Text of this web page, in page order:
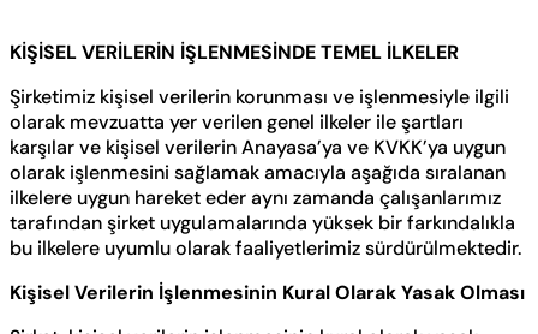
KİŞİSEL VERİLERİN İŞLENMESİNDE TEMEL İLKELER
Şirketimiz kişisel verilerin korunması ve işlenmesiyle ilgili
olarak mevzuatta yer verilen genel ilkeler ile şartları
karşılar ve kişisel verilerin Anayasa’ya ve KVKK’ya uygun
olarak işlenmesini sağlamak amacıyla aşağıda sıralanan
ilkelere uygun hareket eder aynı zamanda çalışanlarımız
tarafından şirket uygulamalarında yüksek bir farkındalıkla
bu ilkelere uyumlu olarak faaliyetlerimiz sürdürülmektedir.
Kişisel Verilerin İşlenmesinin Kural Olarak Yasak Olması